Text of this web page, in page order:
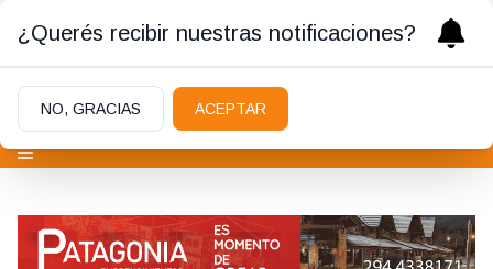
¿Querés recibir nuestras notificaciones?
NO, GRACIAS ACEPTAR